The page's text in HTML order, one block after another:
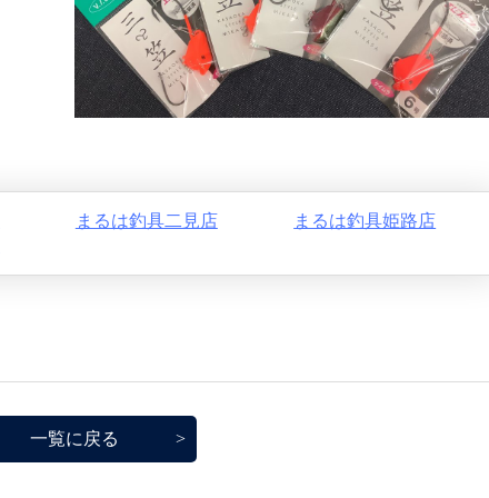
まるは釣具二見店
まるは釣具姫路店
一覧に戻る